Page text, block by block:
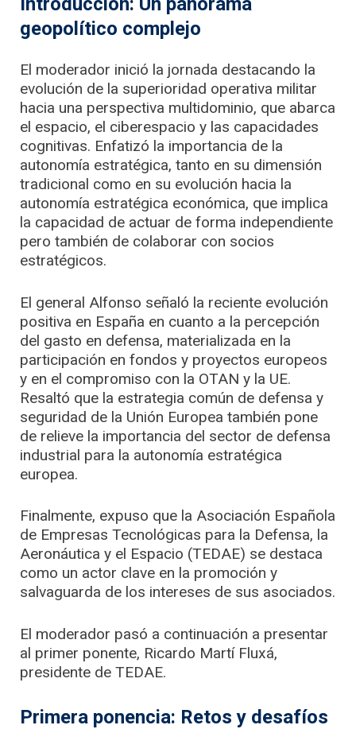
geopolítico complejo
El moderador inició la jornada destacando la
evolución de la superioridad operativa militar
hacia una perspectiva multidominio, que abarca
el espacio, el ciberespacio y las capacidades
cognitivas. Enfatizó la importancia de la
autonomía estratégica, tanto en su dimensión
tradicional como en su evolución hacia la
autonomía estratégica económica, que implica
la capacidad de actuar de forma independiente
pero también de colaborar con socios
estratégicos.
El general Alfonso señaló la reciente evolución
positiva en España en cuanto a la percepción
del gasto en defensa, materializada en la
participación en fondos y proyectos europeos
y en el compromiso con la OTAN y la UE.
Resaltó que la estrategia común de defensa y
seguridad de la Unión Europea también pone
de relieve la importancia del sector de defensa
industrial para la autonomía estratégica
europea.
Finalmente, expuso que la Asociación Española
de Empresas Tecnológicas para la Defensa, la
Aeronáutica y el Espacio (TEDAE) se destaca
como un actor clave en la promoción y
salvaguarda de los intereses de sus asociados.
El moderador pasó a continuación a presentar
al primer ponente, Ricardo Martí Fluxá,
presidente de TEDAE.
Primera ponencia: Retos y desafíos